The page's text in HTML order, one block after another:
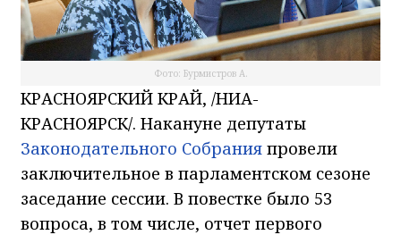
Фото: Бурмистров А.
КРАСНОЯРСКИЙ КРАЙ, /НИА-
КРАСНОЯРСК/. Накануне депутаты
Законодательного Собрания провели
заключительное в парламентском сезоне
заседание сессии. В повестке было 53
вопроса, в том числе, отчет первого